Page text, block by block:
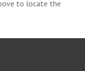
to locate the